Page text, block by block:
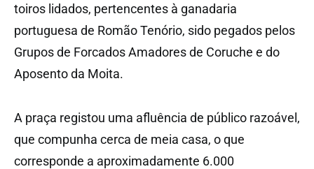
toiros lidados, pertencentes à ganadaria
portuguesa de Romão Tenório, sido pegados pelos
Grupos de Forcados Amadores de Coruche e do
Aposento da Moita.
A praça registou uma afluência de público razoável,
que compunha cerca de meia casa, o que
corresponde a aproximadamente 6.000